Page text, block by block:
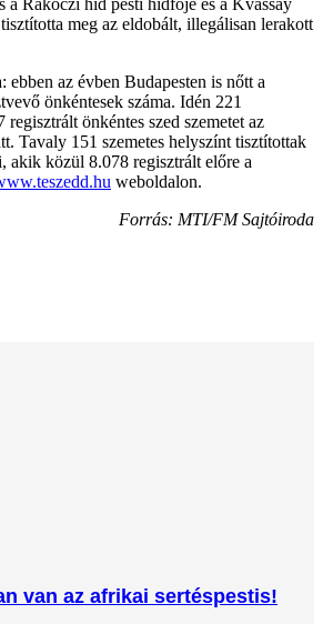
meg az eldobált, illegálisan lerakott
az évben Budapesten is nőtt a
önkéntesek száma. Idén 221
önkéntes szed szemetet az
Tavaly 151 szemetes helyszínt tisztítottak
akik közül 8.078 regisztrált előre a
weboldalon.
Forrás: MTI/FM Sajtóiroda
van az afrikai sertéspestis!